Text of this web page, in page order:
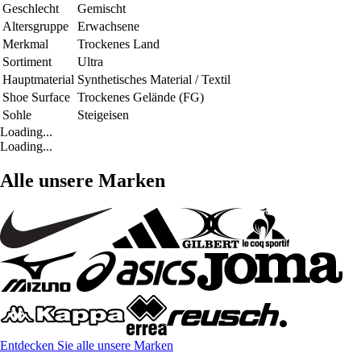
Geschlecht
Gemischt
Altersgruppe
Erwachsene
Merkmal
Trockenes Land
Sortiment
Ultra
Hauptmaterial Synthetisches Material / Textil
Shoe Surface Trockenes Gelände (FG)
Sohle
Steigeisen
Loading...
Loading...
Alle unsere Marken
Entdecken Sie alle unsere Marken